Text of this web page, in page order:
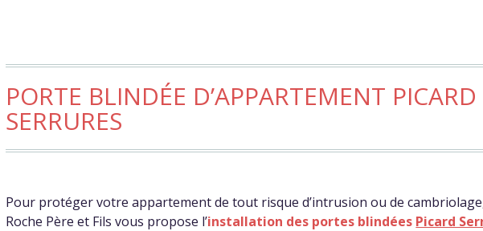
PORTE BLINDÉE D’APPARTEMENT PICARD
SERRURES
Pour protéger votre appartement de tout risque d’intrusion ou de
Roche Père et Fils vous propose l’installation des portes blindées Picard